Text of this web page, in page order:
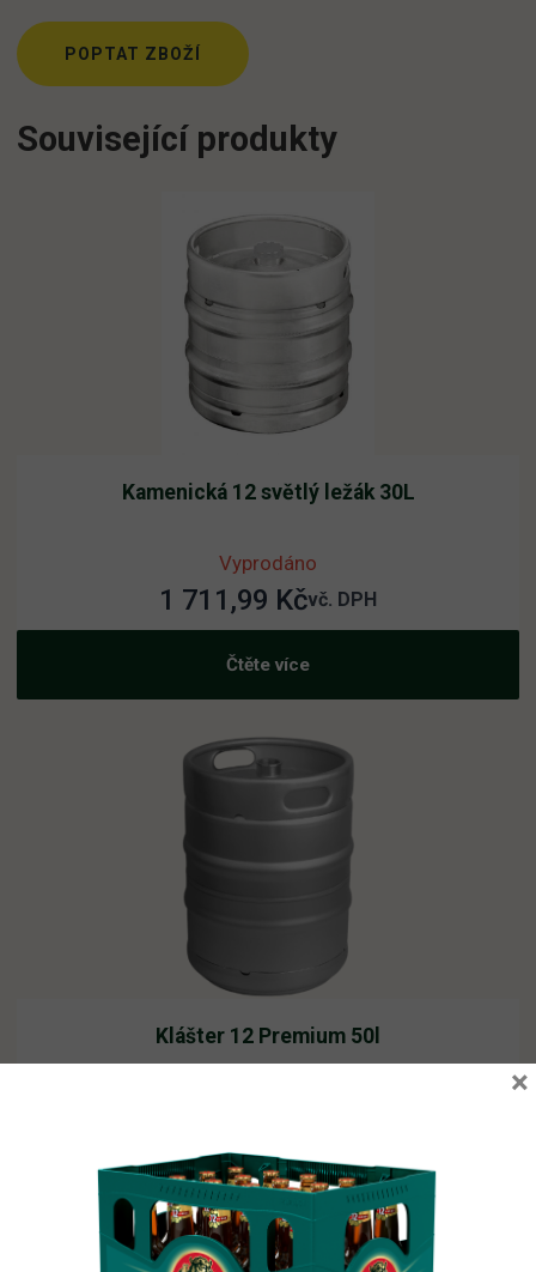
POPTAT ZBOŽÍ
Související produkty
Kamenická 12 světlý ležák 30L
Vyprodáno
1 711,99 Kčvč. DPH
Čtěte více
Klášter 12 Premium 50l
2 210,62
Čtěte více
×